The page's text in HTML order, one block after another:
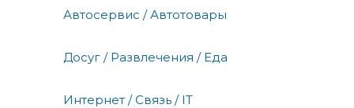
Автосервис / Автотовары
Досуг / Развлечения / Еда
Интернет / Связь / IT